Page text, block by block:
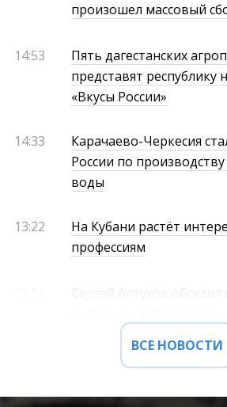
произошел массовый
14:53
Пять дагестанских
представят республику
«Вкусы России»
14:33
Карачаево-Черкесия
России по
воды
13:22
На Кубани растёт
профессиям
Сергей Алтухов обсудил
ВСЕ НОВОСТИ